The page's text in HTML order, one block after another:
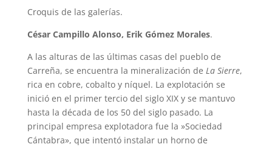
Croquis de las galerías.
César Campillo Alonso, Erik Gómez Morales.
A las alturas de las últimas casas del pueblo de
Carreña, se encuentra la mineralización de La Sierre,
rica en cobre, cobalto y níquel. La explotación se
inició en el primer tercio del siglo XIX y se mantuvo
hasta la década de los 50 del siglo pasado. La
principal empresa explotadora fue la »Sociedad
Cántabra», que intentó instalar un horno de